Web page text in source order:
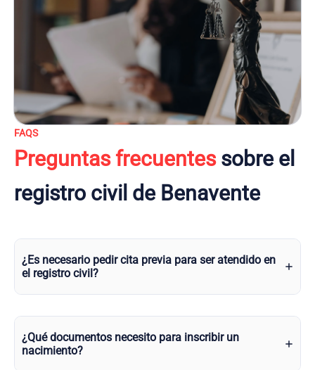
FAQS
Preguntas frecuentessobre el
registro civil de Benavente
¿Es necesario pedir cita previa para ser atendido en
el registro civil?
¿Qué documentos necesito para inscribir un
nacimiento?